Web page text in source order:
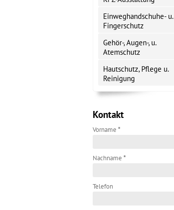
Einweghandschuhe- u.
Fingerschutz
Gehör-, Augen-, u.
Atemschutz
Hautschutz, Pflege u.
Reinigung
Kontakt
Vorname *
Nachname *
Telefon